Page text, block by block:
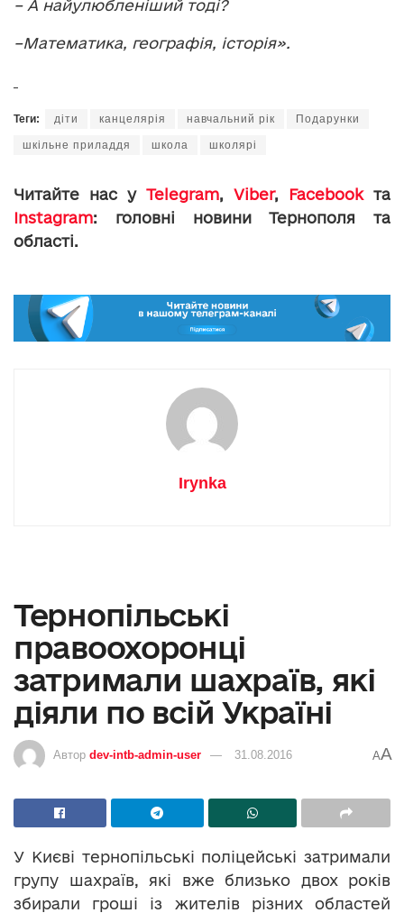
– А найулюбленіший тоді?
–Математика, географія, історія».
Теги: діти канцелярія навчальний рік Подарунки
шкільне приладдя школа школярі
Читайте нас у Telegram, Viber, Facebookта
Instagram: головні новини Тернополя та
області.
Irynka
Тернопільські
правоохоронці
затримали шахраїв, які
діяли по всій Україні
Автор dev-intb-admin-user 31.08.2016 AA
У Києві тернопільські поліцейські затримали
групу шахраїв, які вже близько двох років
збирали гроші із жителів різних областей